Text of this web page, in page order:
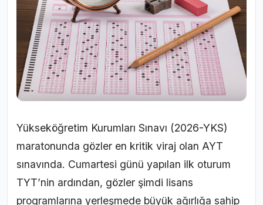
Yükseköğretim Kurumları Sınavı (2026-YKS)
maratonunda gözler en kritik viraj olan AYT
sınavında. Cumartesi günü yapılan ilk oturum
TYT’nin ardından, gözler şimdi lisans
programlarına yerleşmede büyük ağırlığa sahip